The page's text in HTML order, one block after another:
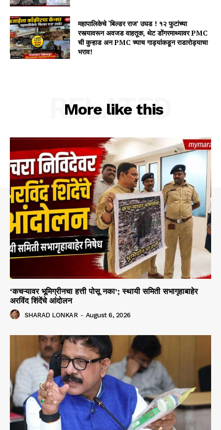
महापालिकेचे ‘बिल्डर राज’ उघड ! १२ फुटांच्या
रस्त्यावरून अवजड वाहतूक, थेट डोंगरमाथ्यावर PMC
ची कुऱ्हाड अन PMC च्याच गाड्यांकडून राडारोड्याचा
भराव!
More like this
RELATED
‘कचऱ्यावर भूमिग्रीनचा हत्ती पोसू नका’; स्थायी समिती सभागृहाबाहेर
अरविंद शिंदेंचे आंदोलन
SHARAD LONKAR - August 6, 2026